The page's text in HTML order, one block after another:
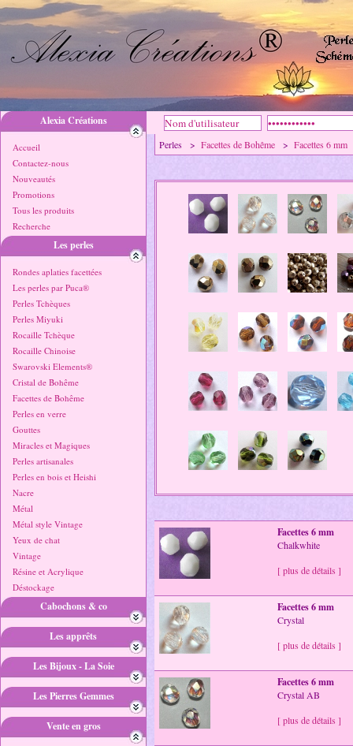
Alexia Créations
Accueil
Contactez-nous
Nouveautés
Promotions
Tous les produits
Recherche
Les perles
Rondes aplaties facettées
Les perles par Puca®
Perles Tchèques
Perles Miyuki
Rocaille Tchèque
Rocaille Chinoise
Swarovski Elements®
Cristal de Bohême
Facettes de Bohême
Perles en verre
Gouttes
Miracles et Magiques
Perles artisanales
Perles en bois et Heishi
Nacre
Métal
Métal style Vintage
Yeux de chat
Vintage
Résine et Acrylique
Déstockage
Cabochons & co
Les apprêts
Les Bijoux - La Soie
Les Pierres Gemmes
Vente en gros
Perles > Facettes de Bohême > Facettes 6 mm
Facettes 6 mm
Chalkwhite
[ plus de détails ]
Facettes 6 mm
Crystal
[ plus de détails ]
Facettes 6 mm
Crystal AB
[ plus de détails ]